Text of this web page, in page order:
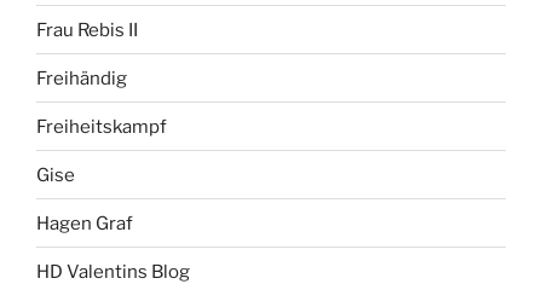
Frau Rebis II
Freihändig
Freiheitskampf
Gise
Hagen Graf
HD Valentins Blog